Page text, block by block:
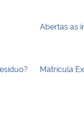
Abertas as
Matrícula